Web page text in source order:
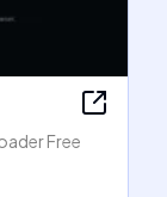
Free